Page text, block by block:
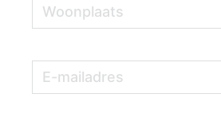
mailadres